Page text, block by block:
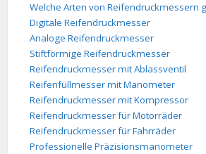
Welche Arten von Reifendruckmessern
Digitale Reifendruckmesser
Analoge Reifendruckmesser
Stiftförmige Reifendruckmesser
Reifendruckmesser mit Ablassventil
Reifenfüllmesser mit Manometer
Reifendruckmesser mit Kompressor
Reifendruckmesser für Motorräder
Reifendruckmesser für Fahrräder
Professionelle Präzisionsmanometer